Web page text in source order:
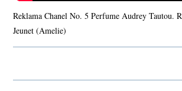
Reklama Chanel No. 5 Perfume Audrey Tautou.
Jeunet (Amelie)